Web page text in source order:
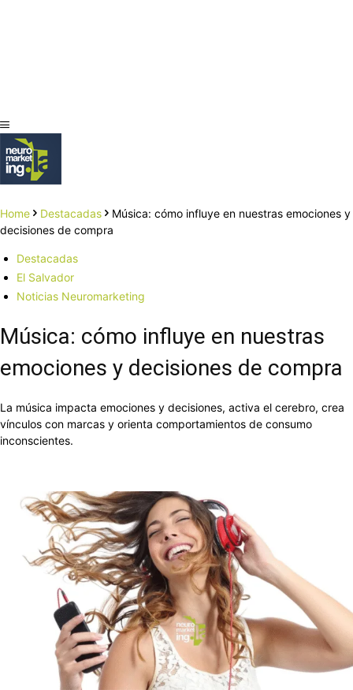
Home Destacadas
Música: cómo influye en nuestras emociones y
decisiones de compra
Destacadas
El Salvador
Noticias Neuromarketing
Música: cómo influye en nuestras
emociones y decisiones de compra
La música impacta emociones y decisiones, activa el cerebro, crea
vínculos con marcas y orienta comportamientos de consumo
inconscientes.